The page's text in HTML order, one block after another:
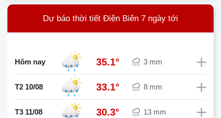
Dự báo thời tiết Điện Biên 7 ngày tới
Hôm nay 35.1° 3 mm
T2 10/08 33.1° 8 mm
T3 11/08 30.3° 13 mm